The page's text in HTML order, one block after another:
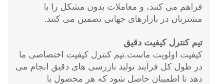
فراهم می کنند، و معاملات بدون مشکل را با
مشتریان در بازارهای جهانی تضمین می کنند.
تیم کنترل کیفیت دقیق
کیفیت اولویت ماست.تیم کنترل کیفیت اختصاصی ما
در طول کل فرآیند تولید بازرسی های دقیق انجام می
دهد تا اطمینان حاصل شود که هر محصول با